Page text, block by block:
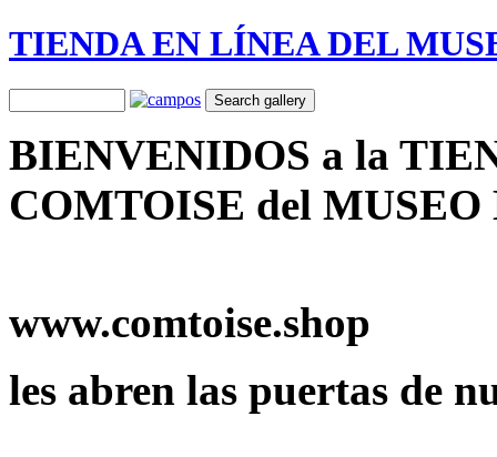
TIENDA EN LÍNEA DEL
BIENVENIDOS a la
COMTOISE del
www.comtoise.shop
les abren las puertas de